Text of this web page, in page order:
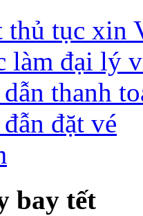
thủ tục xin
làm đại lý
thanh
đặt vé
bay tết